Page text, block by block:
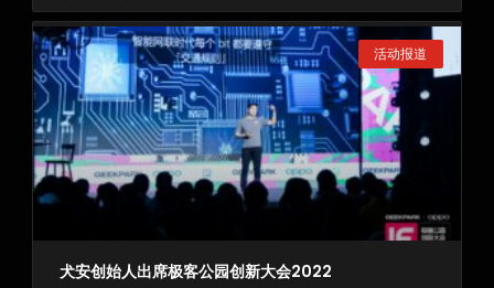
活动报道
犬安创始人出席极客公园创新大会2022